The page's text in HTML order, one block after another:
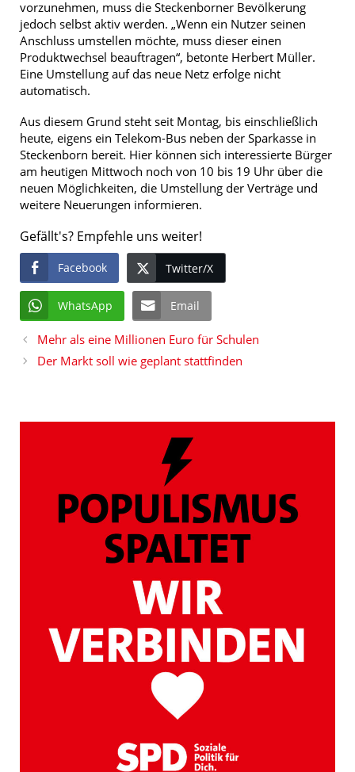
vorzunehmen, muss die Steckenborner Bevölkerung
jedoch selbst aktiv werden. „Wenn ein Nutzer seinen
Anschluss umstellen möchte, muss dieser einen
Produktwechsel beauftragen“, betonte Herbert Müller.
Eine Umstellung auf das neue Netz erfolge nicht
automatisch.
Aus diesem Grund steht seit Montag, bis einschließlich
heute, eigens ein Telekom-Bus neben der Sparkasse in
Steckenborn bereit. Hier können sich interessierte Bürger
am heutigen Mittwoch noch von 10 bis 19 Uhr über die
neuen Möglichkeiten, die Umstellung der Verträge und
weitere Neuerungen informieren.
Gefällt's? Empfehle uns weiter!
Facebook Twitter/X
WhatsApp Email
Mehr als eine Millionen Euro für Schulen
Der Markt soll wie geplant stattfinden